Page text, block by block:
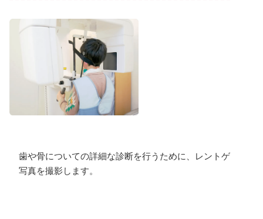
歯や骨についての詳細な診断を行うために、レントゲン
写真を撮影します。